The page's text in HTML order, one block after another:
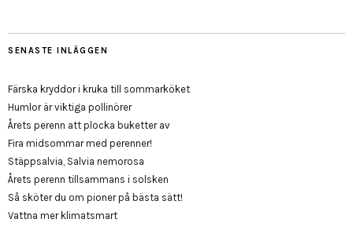
SENASTE INLÄGGEN
Färska kryddor i kruka till sommarköket
Humlor är viktiga pollinörer
Årets perenn att plocka buketter av
Fira midsommar med perenner!
Stäppsalvia, Salvia nemorosa
Årets perenn tillsammans i solsken
Så sköter du om pioner på bästa sätt!
Vattna mer klimatsmart